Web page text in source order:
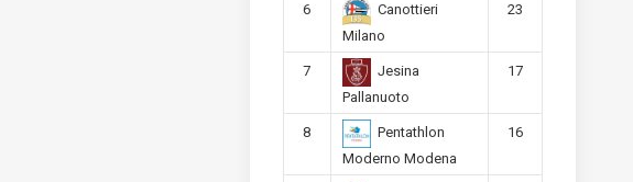
6
Canottieri
Milano
23
7
Jesina
Pallanuoto
17
8
Pentathlon
Moderno Modena
16